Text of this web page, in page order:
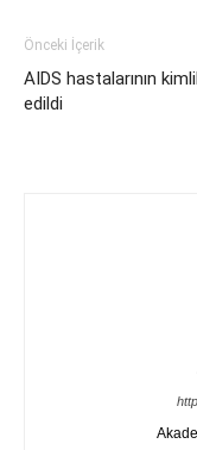
Önceki İçerik
AIDS hastalarının
edildi